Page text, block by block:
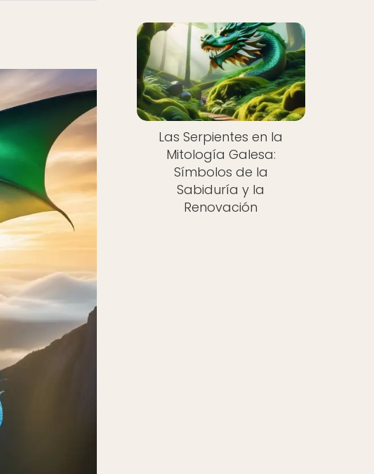
Las Serpientes en la
Mitología Galesa:
Símbolos de la
Sabiduría y la
Renovación